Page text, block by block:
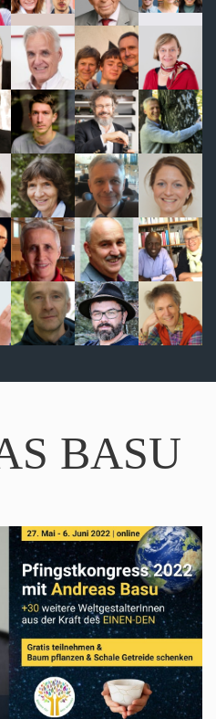
BASU